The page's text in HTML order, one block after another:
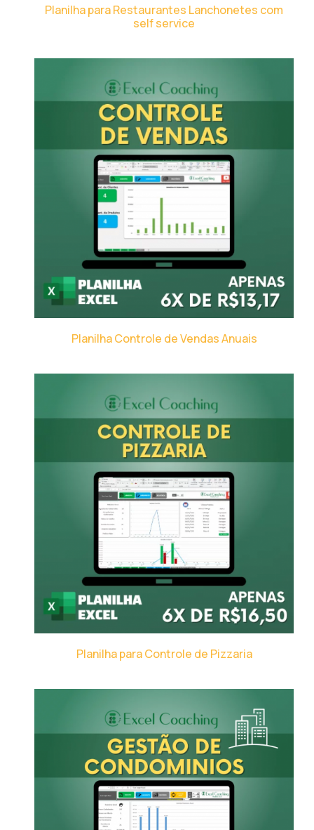
Planilha para Restaurantes Lanchonetes com
self service
Planilha Controle de Vendas Anuais
Planilha para Controle de Pizzaria